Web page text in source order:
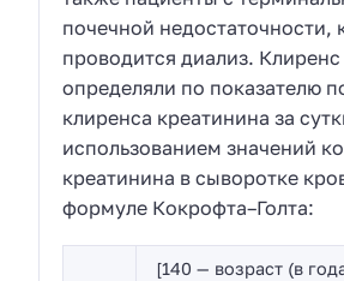
почечной недостаточности,
проводится диализ.
определяли по показателю
клиренса креатинина за
использованием значений
креатинина в сыворотке
формуле Кокрофта–Голта:
[140 — возраст (в